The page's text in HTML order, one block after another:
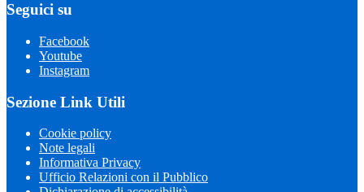
Seguici su
Facebook
Youtube
Instagram
Sezione Link Utili
Cookie policy
Note legali
Informativa Privacy
Ufficio Relazioni con il Pubblico